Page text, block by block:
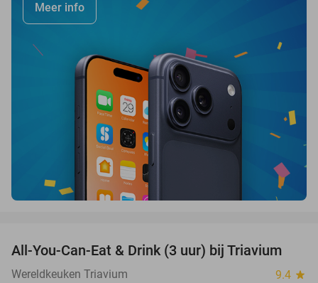
Meer info
21%
All-You-Can-Eat & Drink (3 uur) bij Triavium
Wereldkeuken Triavium 9.4 star